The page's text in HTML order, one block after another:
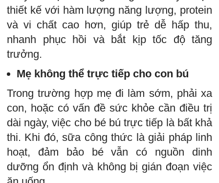
thiết kế với hàm lượng năng lượng, protein
và vi chất cao hơn, giúp trẻ dễ hấp thu,
nhanh phục hồi và bắt kịp tốc độ tăng
trưởng.
Mẹ không thể trực tiếp cho con bú
Trong trường hợp mẹ đi làm sớm, phải xa
con, hoặc có vấn đề sức khỏe cần điều trị
dài ngày, việc cho bé bú trực tiếp là bất khả
thi. Khi đó, sữa công thức là giải pháp linh
hoạt, đảm bảo bé vẫn có nguồn dinh
dưỡng ổn định và không bị gián đoạn việc